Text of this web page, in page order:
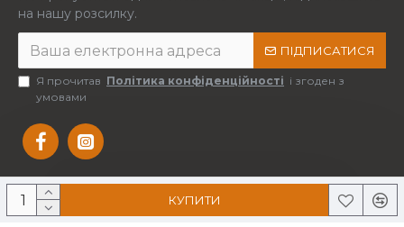
КУПИТИ
на нашу розсилку.
ПІДПИСАТИСЯ
Я прочитав Політика конфіденційності і згоден з
умовами
Copyright © 2025 Усі права захищені